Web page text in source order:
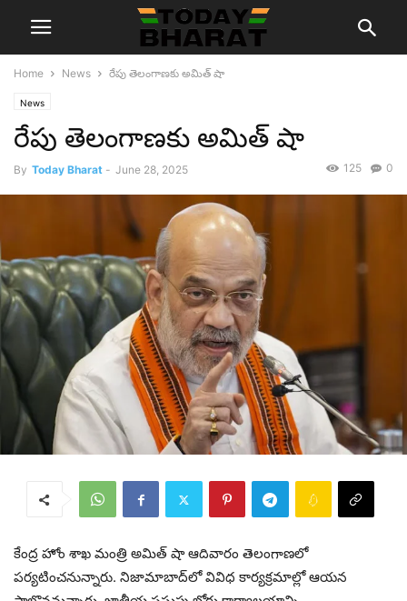
Home News రేపు తెలంగాణకు అమిత్ షా
News
రేపు తెలంగాణకు అమిత్ షా
By Today Bharat - June 28, 2025 0
125
కేంద్ర హోం శాఖ మంత్రి అమిత్ షా ఆదివారం తెలంగాణ‌లో
ప‌ర్య‌టించ‌నున్నారు. నిజామాబాద్‌లో వివిధ కార్యక్రమాల్లో ఆయ‌న‌